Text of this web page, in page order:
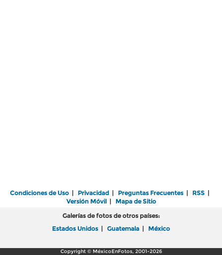
Condiciones de Uso | Privacidad | Preguntas Frecuentes | RSS |
Versión Móvil| Mapa de Sitio
Galerías de fotos de otros países:
Estados Unidos | Guatemala | México
Copyright © MéxicoEnFotos, 2001-2026